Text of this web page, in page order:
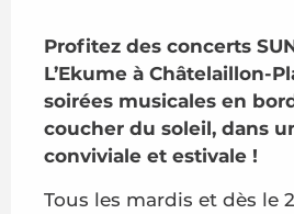
Profitez des concerts
L’Ekume à Châtelaillon-
soirées musicales en
coucher du soleil, dans
conviviale et estivale !
Tous les mardis et dès le